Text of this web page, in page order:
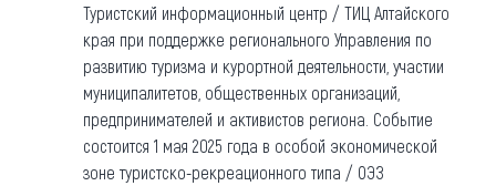
Туристский информационный центр / ТИЦ Алтайского
края при поддержке регионального Управления по
развитию туризма и курортной деятельности, участии
муниципалитетов, общественных организаций,
предпринимателей и активистов региона. Событие
состоится 1 мая 2025 года в особой экономической
зоне туристско-рекреационного типа / ОЭЗ